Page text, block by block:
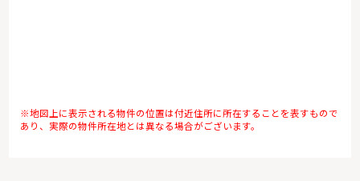
※地図上に表示される物件の位置は付近住所に所在することを表すもので
あり、実際の物件所在地とは異なる場合がございます。